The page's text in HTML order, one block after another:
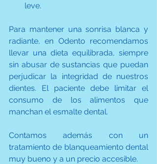
leve.
Para mantener una sonrisa blanca y
radiante, en Odento recomendamos
llevar una dieta equilibrada, siempre
sin abusar de sustancias que puedan
perjudicar la integridad de nuestros
dientes. El paciente debe limitar el
consumo de los alimentos que
manchan el esmalte dental.
Contamos además con un
tratamiento de blanqueamiento dental
muy bueno y a un precio accesible.